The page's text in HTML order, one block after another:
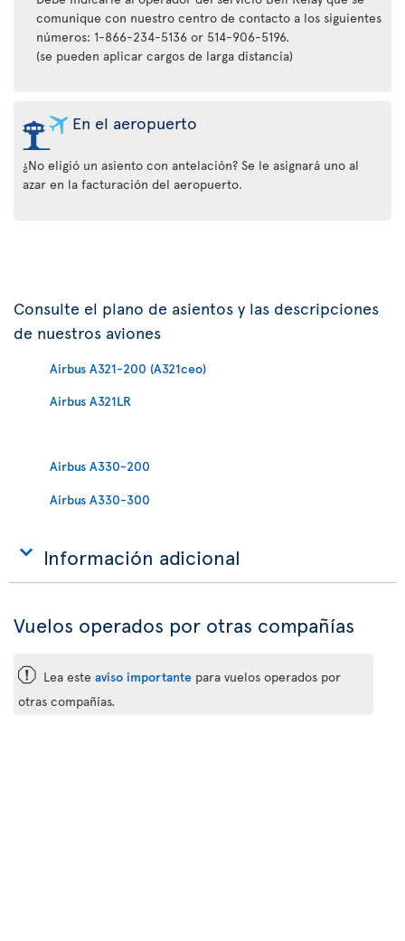
comunique con nuestro centro de contacto a los siguientes
números: 1-866-234-5136 or 514-906-5196.
(se pueden aplicar cargos de larga distancia)
En el aeropuerto
¿No eligió un asiento con antelación? Se le asignará uno al
azar en la facturación del aeropuerto.
Consulte el plano de asientos y las descripciones
de nuestros aviones
Airbus A321-200 (A321ceo)
Airbus A321LR
Airbus A330-200
Airbus A330-300
Información adicional
Vuelos operados por otras compañías
ü Lea este aviso importante para vuelos operados por
otras compañías.